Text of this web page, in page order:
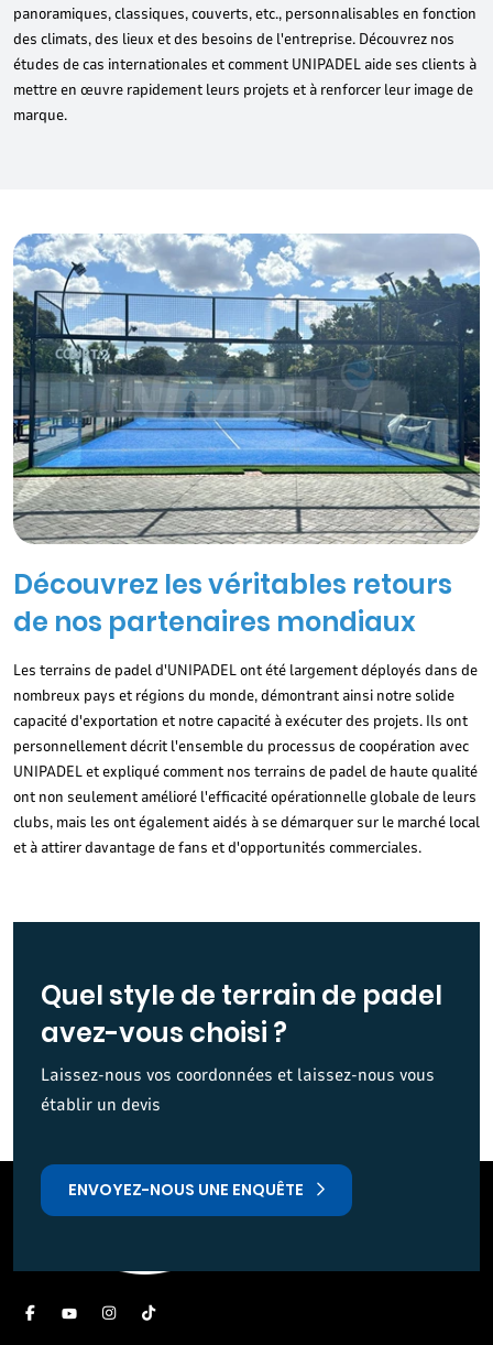
panoramiques, classiques, couverts, etc., personnalisables en fonction
des climats, des lieux et des besoins de l'entreprise. Découvrez nos
études de cas internationales et comment UNIPADEL aide ses clients à
mettre en œuvre rapidement leurs projets et à renforcer leur image de
marque.
Découvrez les véritables retours
de nos partenaires mondiaux
Les terrains de padel d'UNIPADEL ont été largement déployés dans de
nombreux pays et régions du monde, démontrant ainsi notre solide
capacité d'exportation et notre capacité à exécuter des projets. Ils ont
personnellement décrit l'ensemble du processus de coopération avec
UNIPADEL et expliqué comment nos terrains de padel de haute qualité
ont non seulement amélioré l'efficacité opérationnelle globale de leurs
clubs, mais les ont également aidés à se démarquer sur le marché local
et à attirer davantage de fans et d'opportunités commerciales.
Quel style de terrain de padel
avez-vous choisi ?
Laissez-nous vos coordonnées et laissez-nous vous
établir un devis
ENVOYEZ-NOUS UNE ENQUÊTE